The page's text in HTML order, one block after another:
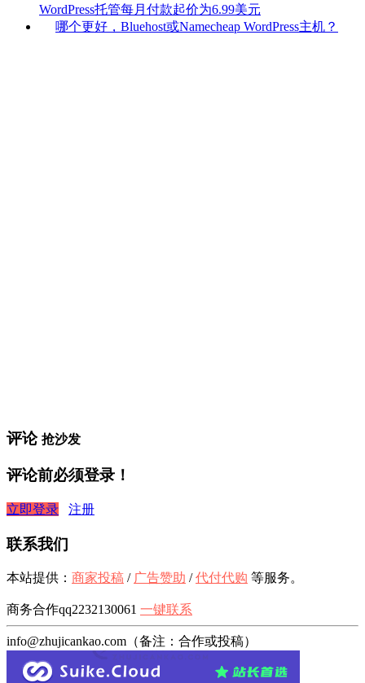
WordPress托管每月付款起价为6.99美元
哪个更好，Bluehost或Namecheap WordPress主机？
评论 抢沙发
评论前必须登录！
立即登录 注册
联系我们
本站提供： 商家投稿 / 广告赞助 /代付代购 等服务。
商务合作qq2232130061 一键联系
info@zhujicankao.com（备注：合作或投稿）